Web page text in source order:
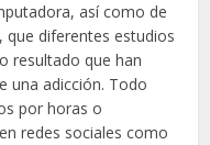
así como de
diferentes estudios
resultado que han
una adicción. Todo
por horas o
redes sociales como